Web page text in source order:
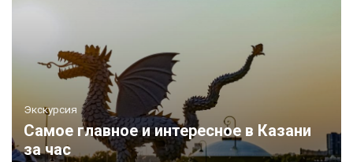
Экскурсия
Самое главное и интересное в Казани
за час